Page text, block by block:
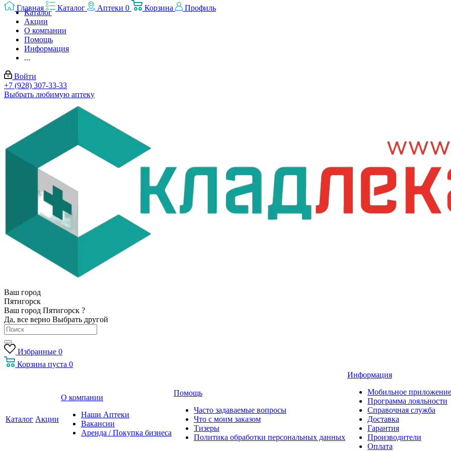
Каталог
Акции
О компании
Помощь
Информация
...
Войти
+7 (928) 307-33-33
Выбрать любимую аптеку
Ваш город
Пятигорск
Ваш город Пятигорск ?
Да, все верно Выбрать другой
Избранные 0
Корзина пуста 0
Каталог Акции
О компании
Наши Аптеки
Вакансии
Аренда / Покупка бизнеса
Помощь
Часто задаваемые вопросы
Что с моим заказом
Тизеры
Политика обработки персональных данных
Информация
Мобильное приложение
Программа лояльности
Справочная служба
Доставка
Гарантия
Производители
Оплата
Главная Каталог Аптеки 0 Корзина Профиль